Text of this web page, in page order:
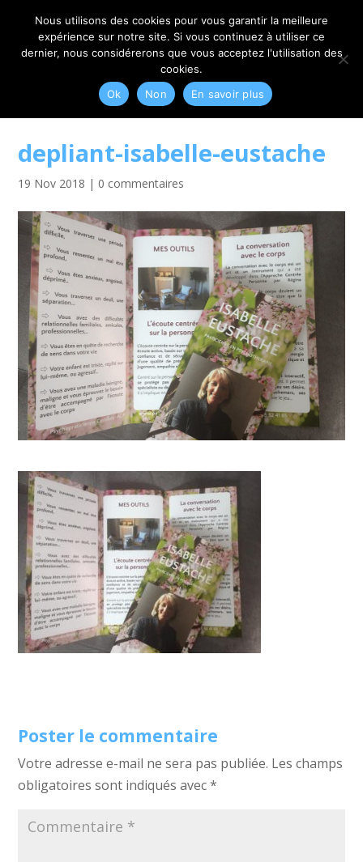
06 79 42 10 00 CONTACT@MYRIAM-CORBET.NET
depliant-isabelle-eustache
19 Nov 2018 | 0 commentaires
Poster le commentaire
Votre adresse e-mail ne sera pas publiée. Les champs
obligatoires sont indiqués avec*
Nous utilisons des cookies pour vous garantir la meilleure
expérience sur notre site. Si vous continuez à utiliser ce
dernier, nous considérerons que vous acceptez l'utilisation des
cookies.
Ok
Non En savoir plus